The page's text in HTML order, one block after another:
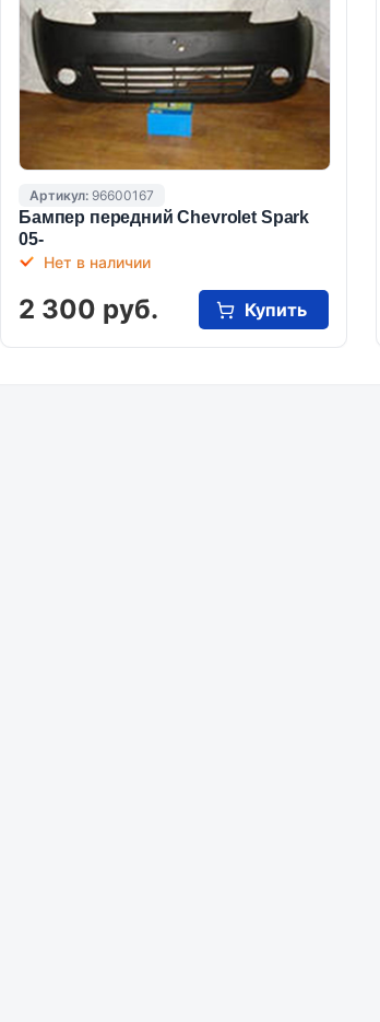
Артикул: 96600167
Бампер передний Chevrolet Spark
05-
Нет в наличии
2 300 руб. Купить